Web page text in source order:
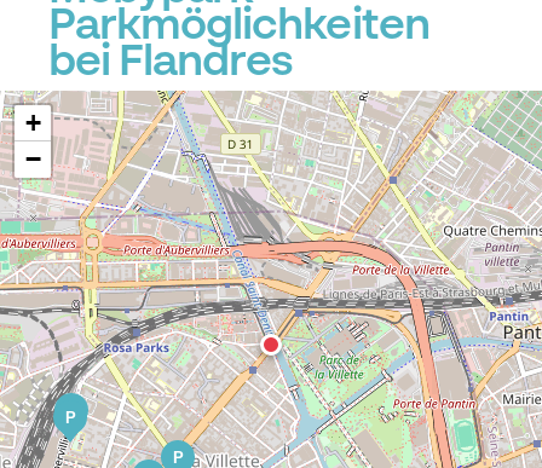
Parkmöglichkeiten
bei Flandres
P
P
P
+
−